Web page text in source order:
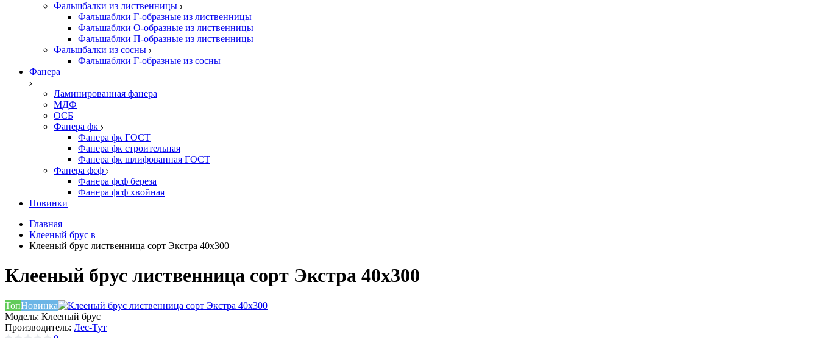
Фальшбалки из лиственницы
Фальшаблки Г-образные из лиственницы
Фальшаблки О-образные из лиственницы
Фальшаблки П-образные из лиственницы
Фальшбалки из сосны
Фальшаблки Г-образные из сосны
Фанера
Ламинированная фанера
МДФ
ОСБ
Фанера фк
Фанера фк ГОСТ
Фанера фк строительная
Фанера фк шлифованная ГОСТ
Фанера фсф
Фанера фсф береза
Фанера фсф хвойная
Новинки
Главная
Клееный брус в
Клееный брус лиственница сорт Экстра 40х300
Клееный брус лиственница сорт Экстра 40х300
ТопНовинка
Модель: Клееный брус
Производитель: Лес-Тут